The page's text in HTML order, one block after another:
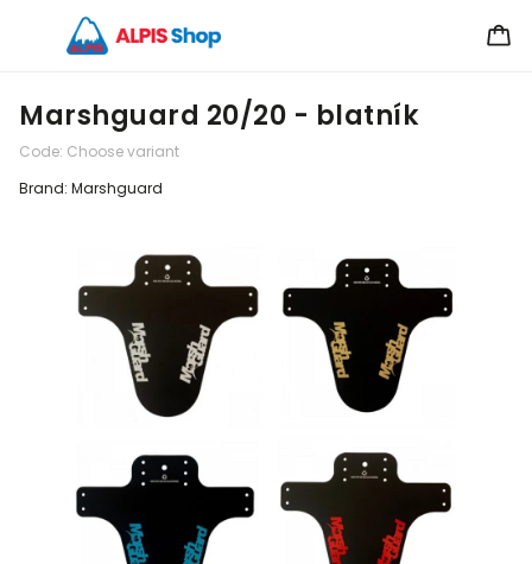
Marshguard 20/20 - blatník
Code: Choose variant
Brand: Marshguard